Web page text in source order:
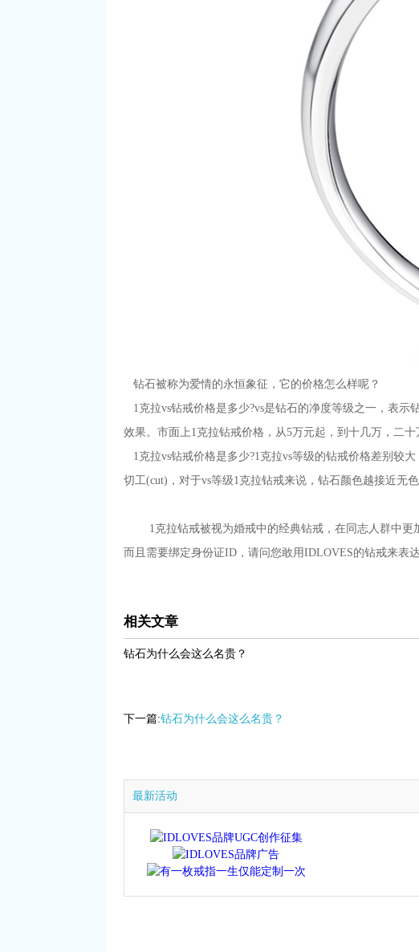
钻石被称为爱情的永恒象征，它的价格怎么样呢？
1克拉vs钻戒价格是多少?vs是钻石的净度等级之一，表示
效果。市面上1克拉钻戒价格，从5万元起，到十几万，二
1克拉vs钻戒价格是多少?1克拉vs等级的钻戒价格差别较
切工(cut)，对于vs等级1克拉钻戒来说，钻石颜色越接近无
1克拉钻戒被视为婚戒中的经典钻戒，在同志人群中更
而且需要绑定身份证ID，请问您敢用IDLOVES的钻戒来表
相关文章
钻石为什么会这么名贵？
下一篇:钻石为什么会这么名贵？
最新活动